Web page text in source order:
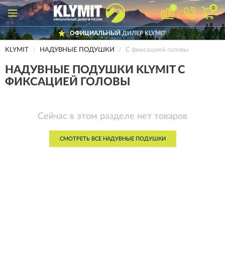
0 0
ОФИЦИАЛЬНЫЙДИЛЕР KLYMIT
KLYMIT НАДУВНЫЕ ПОДУШКИ С фиксацией головы
НАДУВНЫЕ ПОДУШКИ KLYMIT С
ФИКСАЦИЕЙ ГОЛОВЫ
Сейчас в этом разделе нет товаров
СМОТРЕТЬ ВСЕ НАДУВНЫЕ ПОДУШКИ